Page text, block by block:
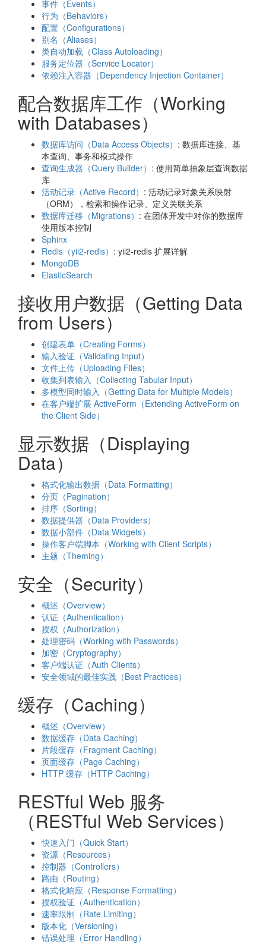
事件（Events）
行为（Behaviors）
配置（Configurations）
别名（Aliases）
类自动加载（Class Autoloading）
服务定位器（Service Locator）
依赖注入容器（Dependency Injection Container）
配合数据库工作（Working
with Databases）
数据库访问（Data Access Objects） : 数据库连接、基
本查询、事务和模式操作
查询生成器（Query Builder） : 使用简单抽象层查询数据
库
活动记录（Active Record） : 活动记录对象关系映射
（ORM），检索和操作记录、定义关联关系
数据库迁移（Migrations） : 在团体开发中对你的数据库
使用版本控制
Sphinx
Redis（yii2-redis） : yii2-redis 扩展详解
MongoDB
ElasticSearch
接收用户数据（Getting Data
from Users）
创建表单（Creating Forms）
输入验证（Validating Input）
文件上传（Uploading Files）
收集列表输入（Collecting Tabular Input）
多模型同时输入（Getting Data for Multiple Models）
在客户端扩展 ActiveForm（Extending ActiveForm on
the Client Side）
显示数据（Displaying
Data）
格式化输出数据（Data Formatting）
分页（Pagination）
排序（Sorting）
数据提供器（Data Providers）
数据小部件（Data Widgets）
操作客户端脚本（Working with Client Scripts）
主题（Theming）
安全（Security）
概述（Overview）
认证（Authentication）
授权（Authorization）
处理密码（Working with Passwords）
加密（Cryptography）
客户端认证（Auth Clients）
安全领域的最佳实践（Best Practices）
缓存（Caching）
概述（Overview）
数据缓存（Data Caching）
片段缓存（Fragment Caching）
页面缓存（Page Caching）
HTTP 缓存（HTTP Caching）
RESTful Web 服务
（RESTful Web Services）
快速入门（Quick Start）
资源（Resources）
控制器（Controllers）
路由（Routing）
格式化响应（Response Formatting）
授权验证（Authentication）
速率限制（Rate Limiting）
版本化（Versioning）
错误处理（Error Handling）